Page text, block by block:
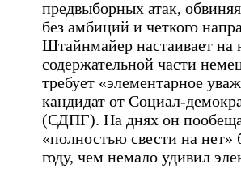
предвыборных атак,
без амбиций и четкого
Штайнмайер настаивает на
содержательной части
требует «элементарное
кандидат от Социал-
(СДПГ). На днях он
«полностью свести на нет»
году, чем немало удивил